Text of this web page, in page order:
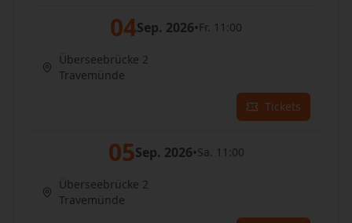
04Sep. 2026•Fr. 11:00
Überseebrücke 2
Travemünde
Tickets
05Sep. 2026•Sa. 11:00
Überseebrücke 2
Travemünde